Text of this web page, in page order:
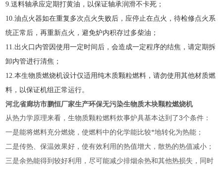
9.送料轴承应定期打黄油，以保证轴承润滑不卡死；
10.油点火器如在重复多次点火失败后，应停止在点火，待检修点火系
统正常后，再重新点火，避免炉内积存过多柴油；
11.出火口内管因使用一定时间后，会造成一定程序的结焦，请定期拆
卸内管进行清焦；
12.本生物质燃烧机设计仅适用纯木质颗粒燃料，请勿使用其他材质燃
料，以保证机组正常运行。
河北省廊坊市鹏恒厂家生产环保无污染生物质木块颗粒燃烧机
从热力学原理来看，生物质颗粒燃料炊事炉具基本达到了3个条件：
一是能将燃料充分燃烧，使燃料中的化学能比较*地转化为热能；
二是传热、保温效果好，使有效利用的热值增大，散热的热值减小；
三是余热能得到较好利用，尽可能减少排烟余热和其他热损失，同时